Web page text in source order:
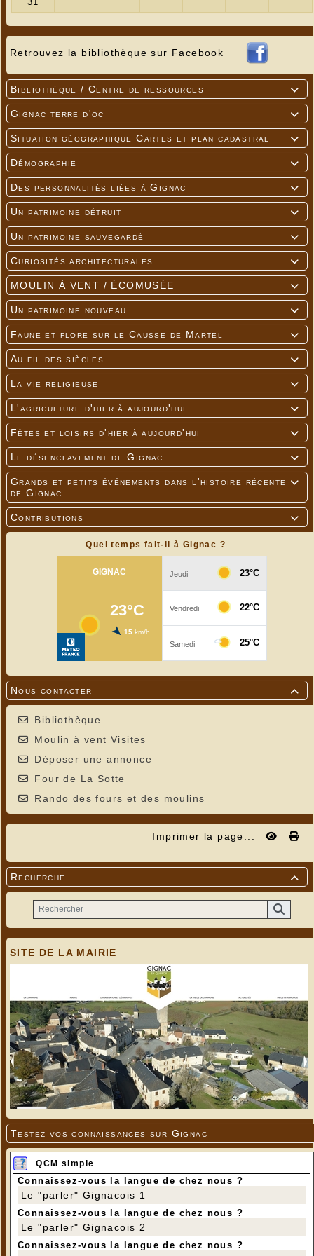
Retrouvez la bibliothèque sur Facebook

Bibliothèque / Centre de ressources

Gignac terre d'oc

Situation géographique Cartes et plan cadastral

Démographie

Des personnalités liées à Gignac

Un patrimoine détruit

Un patrimoine sauvegardé

Curiosités architecturales

MOULIN À VENT / ÉCOMUSÉE

Un patrimoine nouveau

Faune et flore sur le Causse de Martel

Au fil des siècles

La vie religieuse

L'agriculture d'hier à aujourd'hui

Fêtes et loisirs d'hier à aujourd'hui

Le désenclavement de Gignac

Grands et petits événements dans l'histoire récente
de Gignac

Contributions
Quel temps fait-il à Gignac ?

Nous contacter
Bibliothèque
Moulin à vent Visites
Déposer une annonce
Four de La Sotte
Rando des fours et des moulins
Imprimer la page...

Recherche
SITE DE LA MAIRIE
Testez vos connaissances sur Gignac
QCM simple
Connaissez-vous la langue de chez nous ?
Le "parler" Gignacois 1
Connaissez-vous la langue de chez nous ?
Le "parler" Gignacois 2
Connaissez-vous la langue de chez nous ?
Retrait jusqu’au 24 décembre à midi
Réservations par téléphone au 05 65 32 79 76 /
lereperegourmand46@gmail.comou
sur place
Création pensées et préparées avec amour.
🪵 Nos bûches sont disponibles surgelées pour
les dégustez plus tard ; sortez-les du
congélateur la veille et laissez-les au
réfrigérateur pour le lendemain. Information à
préciser lors de la réservation.
Merci et nous souhaitons de bonnes fêtes à
toutes et tous
---
Bûche “Exotique & Tonka”
Bûche “Vanille cacahuète”